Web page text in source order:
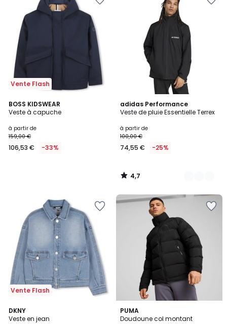
Vente Flash
BOSS KIDSWEAR
Veste à capuche
à partir de
159,00 €
106,53 € -33%
adidas Performance
Veste de pluie Essentielle Terrex
à partir de
100,00 €
74,55 € -25%
4,7
/ 5
5
Couleurs
4,7
/
Vente Flash
DKNY
Veste en jean
PUMA
Doudoune col montant